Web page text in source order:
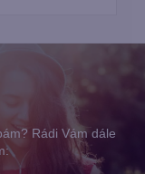
Rádi Vám dále